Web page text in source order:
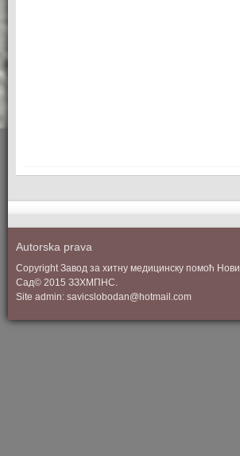
Autorska prava
Copyright Завод за хитну медицинску помоћ Нови
Сад© 2015 ЗЗХМПНС.
Site admin: savicslobodan@hotmail.com